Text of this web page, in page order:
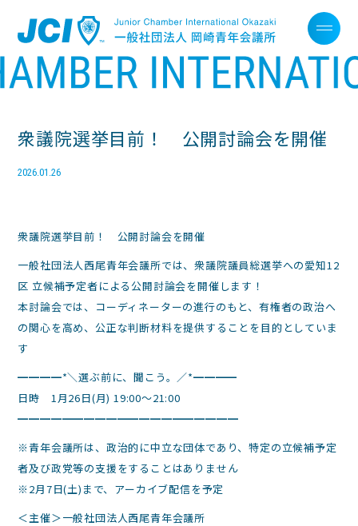
衆議院選挙目前！ 公開討論会を開催
2026.01.26
衆議院選挙目前！ 公開討論会を開催
一般社団法人西尾青年会議所では、衆議院議員総選挙への愛知12
区 立候補予定者による公開討論会を開催します！
本討論会では、コーディネーターの進行のもと、有権者の政治へ
の関心を高め、公正な判断材料を提供することを目的としていま
す
━━━━*＼選ぶ前に、聞こう。／*━━━━
日時 1月26日(月) 19:00～21:00
━━━━━━━━━━━━━━━━━━━━
※青年会議所は、政治的に中立な団体であり、特定の立候補予定
者及び政党等の支援をすることはありません
※2月7日(土)まで、アーカイブ配信を予定
＜主催＞一般社団法人西尾青年会議所